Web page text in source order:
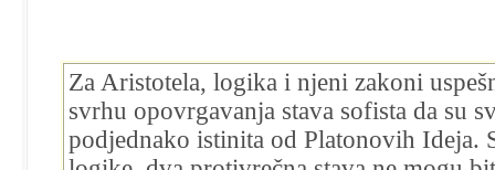
Za Aristotela, logika i njeni zakoni
svrhu opovrgavanja stava sofista da su
podjednako istinita od Platonovih Ideja.